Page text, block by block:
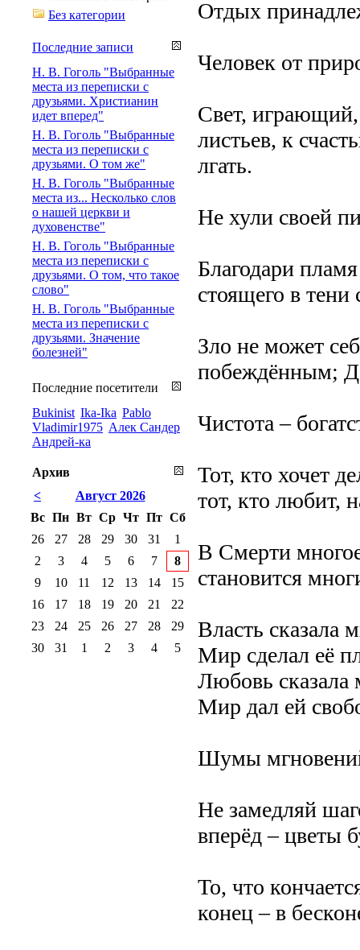
Отдых
Человек от
Свет,
листьев, к
лгать.
Не хули своей
Благодари
стоящего в тени
Зло не может
побеждённым;
Чистота –
Тот, кто хочет
тот, кто любит,
В Смерти
становится
Власть сказала
Мир сделал её
Любовь сказала
Мир дал ей
Шумы
Не замедляй
вперёд – цветы
То, что
конец – в
Без категории
Последние записи
Н. В. Гоголь "Выбранные
места из переписки с
друзьями. Христианин
идет вперед"
Н. В. Гоголь "Выбранные
места из переписки с
друзьями. О том же"
Н. В. Гоголь "Выбранные
места из... Несколько слов
о нашей церкви и
духовенстве"
Н. В. Гоголь "Выбранные
места из переписки с
друзьями. О том, что такое
слово"
Н. В. Гоголь "Выбранные
места из переписки с
друзьями. Значение
болезней"
Последние посетители
Bukinist Ika-Ika Pablo
Vladimir1975 Алек Сандер
Андрей-ка
Архив
<
Август 2026
Вс Пн Вт Ср Чт Пт Сб
26
27 28 29 30 31
1
2
3 4 5 6 7
8
9
10 11 12 13 14
15
16
17 18 19 20 21
22
23
24 25 26 27 28
29
30
31 1 2 3 4 5